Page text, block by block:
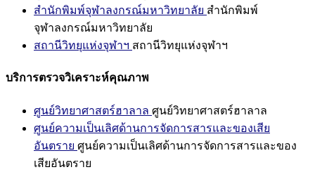
สำนักพิมพ์จุฬาลงกรณ์มหาวิทยาลัย สำนักพิมพ์
จุฬาลงกรณ์มหาวิทยาลัย
สถานีวิทยุแห่งจุฬาฯ สถานีวิทยุแห่งจุฬาฯ
บริการตรวจวิเคราะห์คุณภาพ
ศูนย์วิทยาศาสตร์ฮาลาล ศูนย์วิทยาศาสตร์ฮาลาล
ศูนย์ความเป็นเลิศด้านการจัดการสารและของเสีย
อันตราย ศูนย์ความเป็นเลิศด้านการจัดการสารและของ
เสียอันตราย